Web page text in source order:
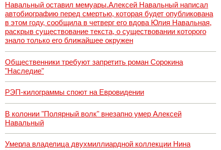
Навальный оставил мемуары.Алексей Навальный написал
автобиографию перед смертью, которая будет опубликована
в этом году, сообщила в четверг его вдова Юлия Навальная,
раскрыв существование текста, о существовании которого
знало только его ближайшее окружен
Общественники требуют запретить роман Сорокина
"Наследие"
РЭП-килограммы споют на Евровидении
В колонии "Полярный волк" внезапно умер Алексей
Навальный
Умерла владелица двухмиллиардной коллекции Нина